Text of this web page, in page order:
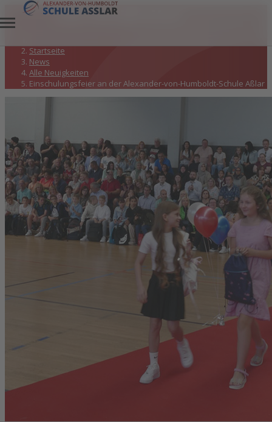
Alle Neuigkeiten
Startseite
News
Alle Neuigkeiten
Einschulungsfeier an der Alexander-von-Humboldt-Schule Aßlar